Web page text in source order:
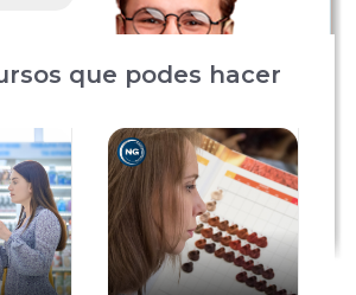
que podes hacer